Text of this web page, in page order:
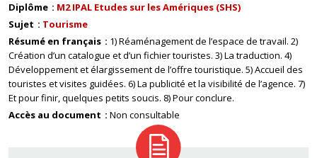
Diplôme
M2 IPAL Etudes sur les Amériques (SHS)
Sujet
Tourisme
Résumé en français
1) Réaménagement de l’espace de travail. 2)
Création d’un catalogue et d’un fichier touristes. 3) La traduction. 4)
Développement et élargissement de l’offre touristique. 5) Accueil des
touristes et visites guidées. 6) La publicité et la visibilité de l’agence. 7)
Et pour finir, quelques petits soucis. 8) Pour conclure.
Accès au document
Non consultable